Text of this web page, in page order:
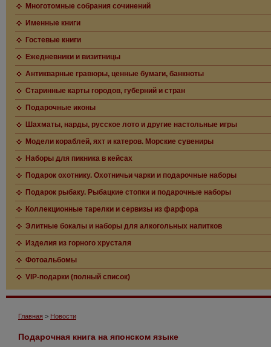
Многотомные собрания сочинений
Именные книги
Гостевые книги
Ежедневники и визитницы
Антикварные гравюры, ценные бумаги, банкноты
Старинные карты городов, губерний и стран
Подарочные иконы
Шахматы, нарды, русское лото и другие настольные игры
Модели кораблей, яхт и катеров. Морские сувениры
Наборы для пикника в кейсах
Подарок охотнику. Охотничьи чарки и подарочные наборы
Подарок рыбаку. Рыбацкие стопки и подарочные наборы
Коллекционные тарелки и сервизы из фарфора
Элитные бокалы и наборы для алкогольных напитков
Изделия из горного хрусталя
Фотоальбомы
VIP-подарки (полный список)
Главная > Новости
Подарочная книга на японском языке